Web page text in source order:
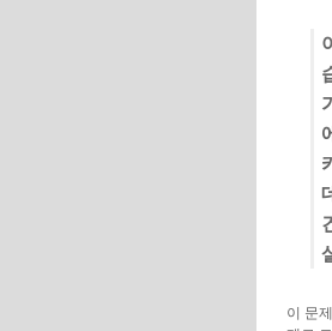
이 문